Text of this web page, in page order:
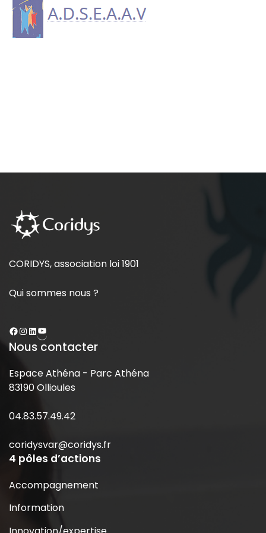
CORIDYS, association loi 1901
Qui sommes nous ?
Nous contacter
Espace Athéna - Parc Athéna
83190 Ollioules
04.83.57.49.42
coridysvar@coridys.fr
4 pôles d’actions
Accompagnement
Information